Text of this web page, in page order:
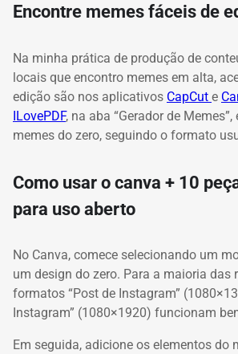
Encontre memes fáceis de
Na minha prática de produção de
locais que encontro memes em alta,
edição são nos aplicativos CapCut e
ILovePDF, na aba “Gerador de
memes do zero, seguindo o formato
Como usar o canva + 10
para uso aberto
No Canva, comece selecionando um
um design do zero. Para a maioria das
formatos “Post de Instagram”
Instagram” (1080×1920) funcionam
Em seguida, adicione os elementos do